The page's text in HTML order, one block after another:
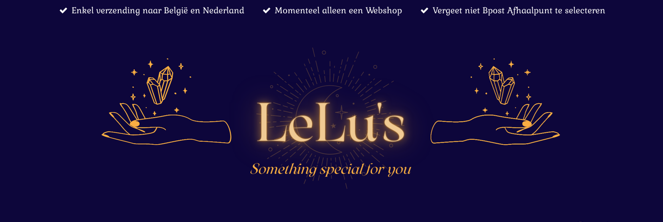
Enkel verzending naar België en Nederland Momenteel alleen een Webshop Vergeet niet Bpost Afhaalpunt te selecteren